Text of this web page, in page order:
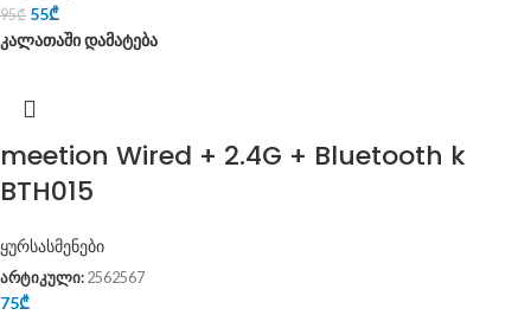
95₾ 55₾
კალათაში დამატება
meetion Wired + 2.4G + Bluetooth k
BTH015
ყურსასმენები
არტიკული: 2562567
75₾